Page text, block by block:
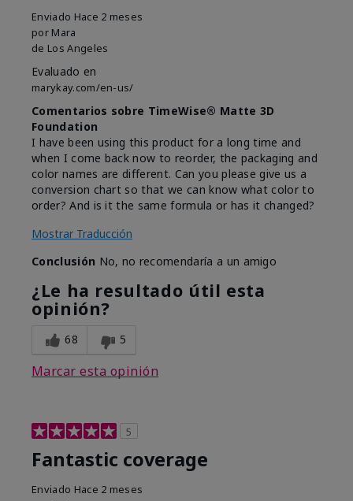
Enviado Hace 2 meses
por Mara
de Los Angeles
Evaluado en
marykay.com/en-us/
Comentarios sobre TimeWise® Matte 3D
Foundation
I have been using this product for a long time and
when I come back now to reorder, the packaging and
color names are different. Can you please give us a
conversion chart so that we can know what color to
order? And is it the same formula or has it changed?
Mostrar Traducción
Conclusión No, no recomendaría a un amigo
¿Le ha resultado útil esta
opinión?
68 5
Marcar esta opinión
5
Fantastic coverage
Enviado Hace 2 meses